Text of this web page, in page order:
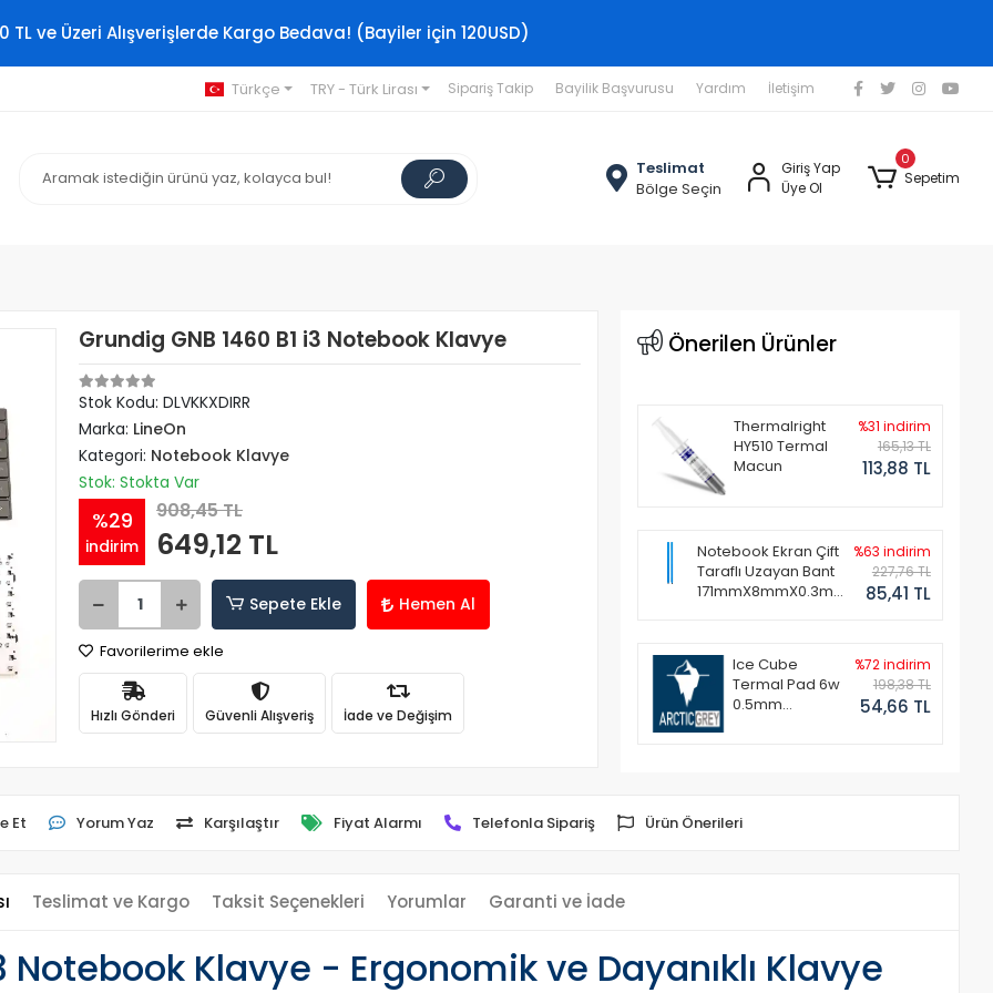
TL ve Üzeri Alışverişlerde Kargo Bedava! (Bayiler için 120USD)
Türkçe TRY - Türk Lirası Sipariş Takip Bayilik Başvurusu Yardım İletişim
Teslimat
Bölge Seçin
Giriş Yap
Üye Ol
0
Sepetim
Grundig GNB 1460 B1 i3 Notebook Klavye
Stok Kodu: DLVKKXDIRR
Marka: LineOn
Kategori: Notebook Klavye
Stok: Stokta Var
%29
indirim
908,45 TL
649,12 TL
Sepete Ekle Hemen Al
Favorilerime ekle
Hızlı Gönderi Güvenli Alışveriş İade ve Değişim
Önerilen Ürünler
Thermalright
HY510 Termal
Macun
%31 indirim
165,13 TL
113,88 TL
Notebook Ekran Çift
Taraflı Uzayan Bant
171mmX8mmX0.3mm
%63 indirim
227,76 TL
85,41 TL
Ice Cube
Termal Pad 6w
0.5mm
%72 indirim
198,38 TL
54,66 TL
Et Yorum Yaz Karşılaştır Fiyat Alarmı Telefonla Sipariş Ürün Önerileri
Teslimat ve Kargo Taksit Seçenekleri Yorumlar Garanti ve İade
Notebook Klavye - Ergonomik ve Dayanıklı Klavye